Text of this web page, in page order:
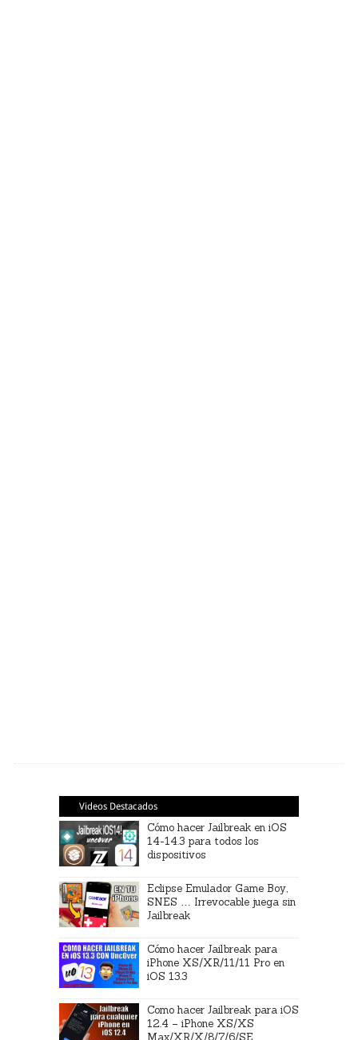
Videos Destacados
Cómo hacer Jailbreak en iOS
14-14.3 para todos los
dispositivos
Eclipse Emulador Game Boy,
SNES … Irrevocable juega sin
Jailbreak
Cómo hacer Jailbreak para
iPhone XS/XR/11/11 Pro en
iOS 13.3
Como hacer Jailbreak para iOS
12.4 – iPhone XS/XS
Max/XR/X/8/7/6/SE